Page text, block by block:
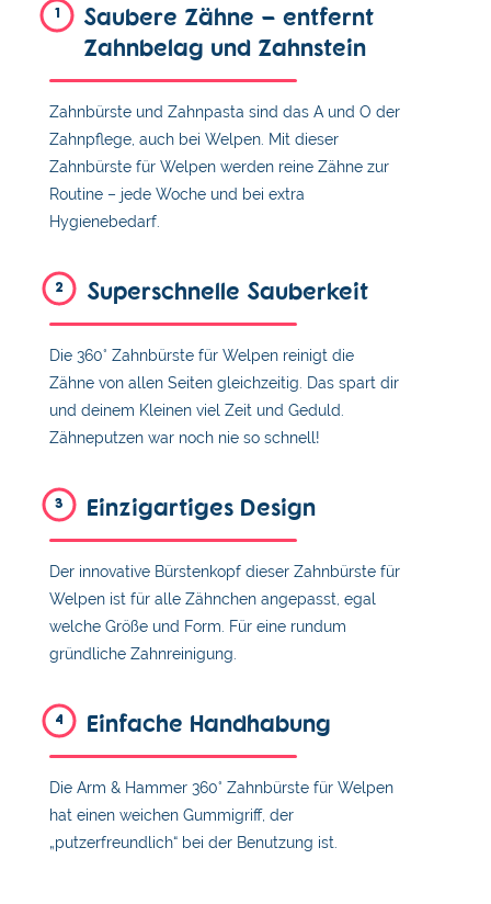
1
Saubere Zähne – entfernt
Zahnbelag und Zahnstein
Zahnbürste und Zahnpasta sind das A und O der
Zahnpflege, auch bei Welpen. Mit dieser
Zahnbürste für Welpen werden reine Zähne zur
Routine – jede Woche und bei extra
Hygienebedarf.
2 Superschnelle Sauberkeit
Die 360° Zahnbürste für Welpen reinigt die
Zähne von allen Seiten gleichzeitig. Das spart dir
und deinem Kleinen viel Zeit und Geduld.
Zähneputzen war noch nie so schnell!
3 Einzigartiges Design
Der innovative Bürstenkopf dieser Zahnbürste für
Welpen ist für alle Zähnchen angepasst, egal
welche Größe und Form. Für eine rundum
gründliche Zahnreinigung.
4 Einfache Handhabung
Die Arm & Hammer 360° Zahnbürste für Welpen
hat einen weichen Gummigriff, der
„putzerfreundlich“ bei der Benutzung ist.